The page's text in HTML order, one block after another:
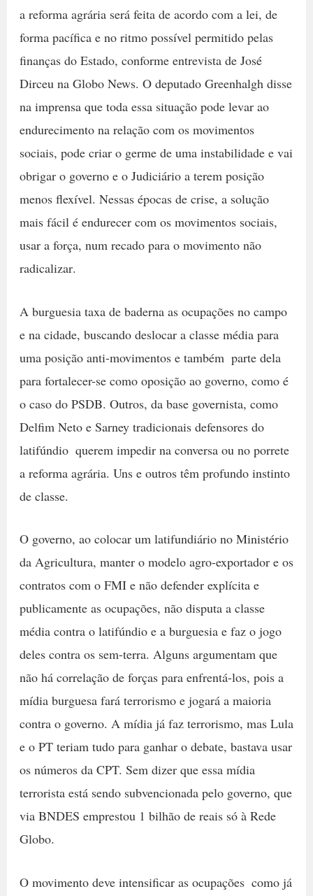
a reforma agrária será feita de acordo com a lei, de
forma pacífica e no ritmo possível permitido pelas
finanças do Estado, conforme entrevista de José
Dirceu na Globo News. O deputado Greenhalgh disse
na imprensa que toda essa situação pode levar ao
endurecimento na relação com os movimentos
sociais, pode criar o germe de uma instabilidade e vai
obrigar o governo e o Judiciário a terem posição
menos flexível. Nessas épocas de crise, a solução
mais fácil é endurecer com os movimentos sociais,
usar a força, num recado para o movimento não
radicalizar.
A burguesia taxa de baderna as ocupações no campo
e na cidade, buscando deslocar a classe média para
uma posição anti-movimentos e também  parte dela 
para fortalecer-se como oposição ao governo, como é
o caso do PSDB. Outros, da base governista, como
Delfim Neto e Sarney tradicionais defensores do
latifúndio  querem impedir na conversa ou no porrete
a reforma agrária. Uns e outros têm profundo instinto
de classe.
O governo, ao colocar um latifundiário no Ministério
da Agricultura, manter o modelo agro-exportador e os
contratos com o FMI e não defender explícita e
publicamente as ocupações, não disputa a classe
média contra o latifúndio e a burguesia e faz o jogo
deles contra os sem-terra. Alguns argumentam que
não há correlação de forças para enfrentá-los, pois a
mídia burguesa fará terrorismo e jogará a maioria
contra o governo. A mídia já faz terrorismo, mas Lula
e o PT teriam tudo para ganhar o debate, bastava usar
os números da CPT. Sem dizer que essa mídia
terrorista está sendo subvencionada pelo governo, que
via BNDES emprestou 1 bilhão de reais só à Rede
Globo.
O movimento deve intensificar as ocupações  como já